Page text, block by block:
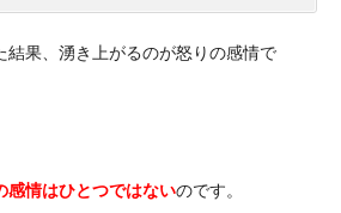
結果、湧き上がるのが怒りの感情で
感情はひとつではないのです。